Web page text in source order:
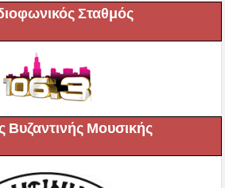
Σταθμός
Βυζαντινής Μουσικής